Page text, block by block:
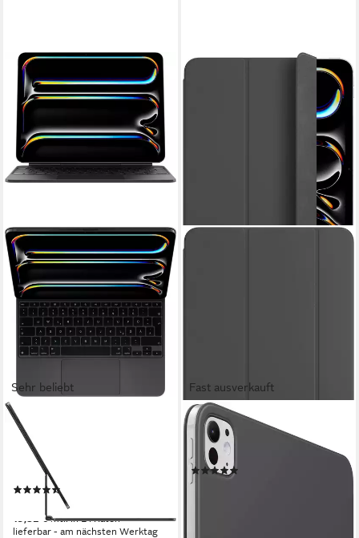
Sehr beliebt
APPLE
Magic Keyboard für 13" iPad
Pro (M4) Tastatur mit
Touchpad
19,82 €mtl. in 24 Raten
lieferbar - am nächsten Werktag
Fast ausverkauft
APPLE
Tablet-Hülle Smart Folio für
11" iPad Pro (M4)
75,31 €